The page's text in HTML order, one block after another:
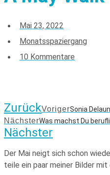
Mai 23, 2022
Monatsspaziergang
10 Kommentare
ZurückVorigerSonia
NächsterWas machst Du
Nächster
Der Mai neigt sich schon
teile ein paar meiner Bilder mit